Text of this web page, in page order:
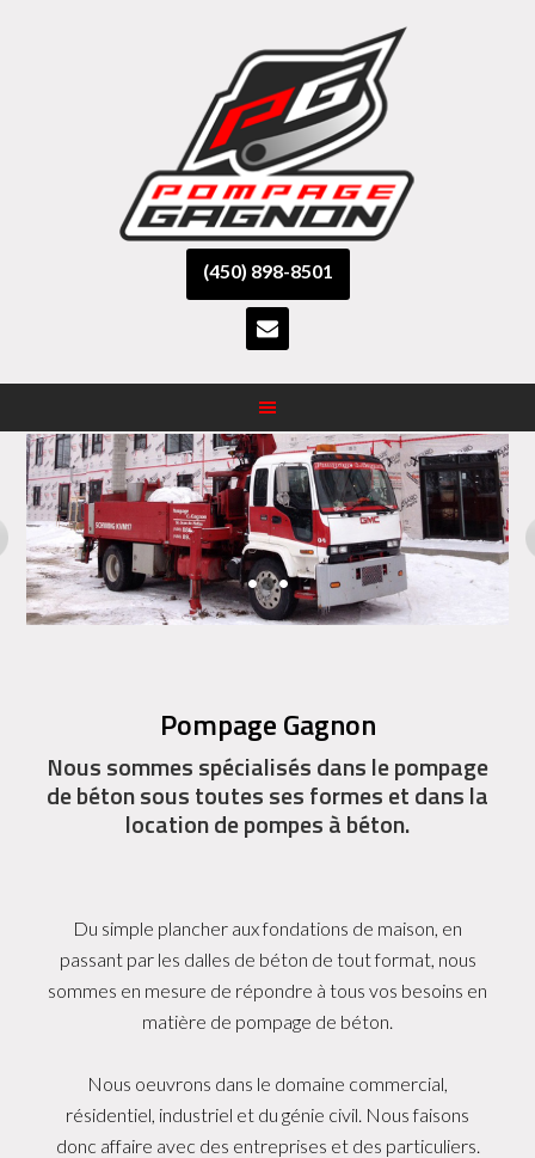
(450) 898-8501

Pompage Gagnon
Nous sommes spécialisés dans le pompage
de béton sous toutes ses formes et dans la
location de pompes à béton.
Du simple plancher aux fondations de maison, en
passant par les dalles de béton de tout format, nous
sommes en mesure de répondre à tous vos besoins en
matière de pompage de béton.
Nous oeuvrons dans le domaine commercial,
résidentiel, industriel et du génie civil. Nous faisons
donc affaire avec des entreprises et des particuliers.